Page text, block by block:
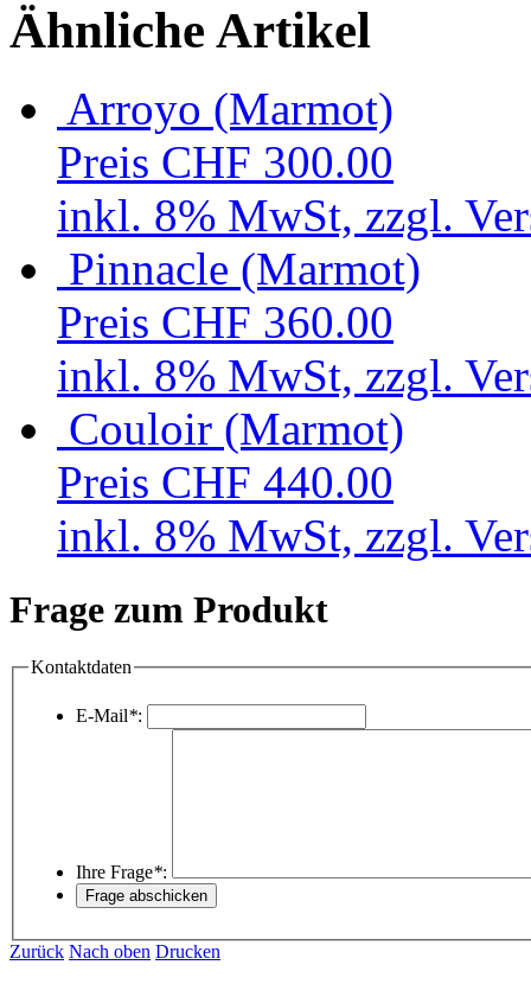
Ähnliche Artikel
Arroyo (Marmot)
Preis CHF 300.00
inkl. 8% MwSt, zzgl.
Pinnacle (Marmot)
Preis CHF 360.00
inkl. 8% MwSt, zzgl.
Couloir (Marmot)
Preis CHF 440.00
inkl. 8% MwSt, zzgl.
Frage zum Produkt
Kontaktdaten
E-Mail*:
Ihre Frage*:
Zurück Nach oben Drucken